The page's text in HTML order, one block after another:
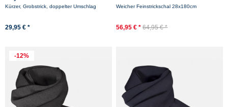
Hanseheld - Strickmütze aus Wolle -
Kürzer, Grobstrick, doppelter Umschlag
29,95 € *
Merino - Schwarz
Weicher Feinstrickschal 28x180cm
56,95 € * 64,95 € *
-12%